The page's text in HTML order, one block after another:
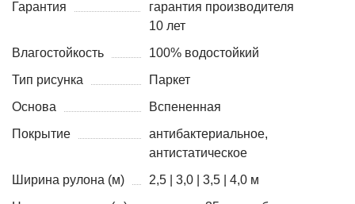
Гарантия
гарантия производителя
10 лет
Влагостойкость
100% водостойкий
Тип рисунка
Паркет
Основа
Вспененная
Покрытие
антибактериальное,
антистатическое
Ширина рулона (м)
2,5 | 3,0 | 3,5 | 4,0 м